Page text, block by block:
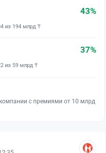
43%
из 194 млрд ₸
37%
из 59 млрд ₸
с премиями от 10 млрд